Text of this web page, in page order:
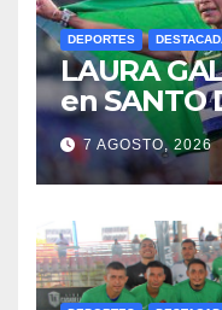
DEPORTES
LAURA
en SANTO
dedica
fallecidos
7 AGOSTO, 2026